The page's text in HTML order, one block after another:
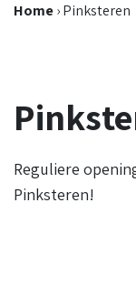
Home›Pinksteren
Reguliere
Pinksteren!